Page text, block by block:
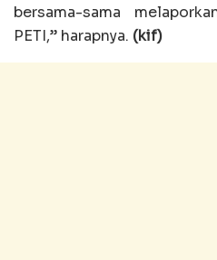
bersama-sama
PETI,” harapnya. (kif)